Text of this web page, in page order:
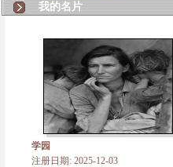
我的名片
学园
注册日期: 2025-12-03